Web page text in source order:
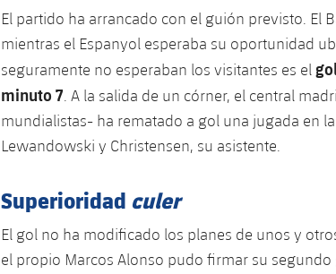
El partido ha arrancado con el guión previsto. El
mientras el Espanyol esperaba su oportunidad
seguramente no esperaban los visitantes es el
minuto 7. A la salida de un córner, el central
mundialistas- ha rematado a gol una jugada en
Lewandowski y Christensen, su asistente.
Superioridad culer
El gol no ha modificado los planes de unos y
el propio Marcos Alonso pudo firmar su